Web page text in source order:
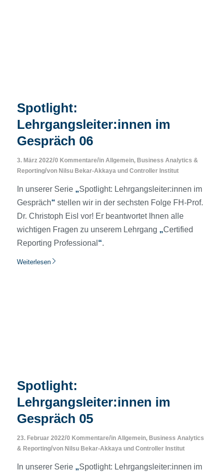
Spotlight:
Lehrgangsleiter:innen im
Gespräch 06
3. März 2022/0 Kommentare/in Allgemein, Business Analytics &
Reporting/von Nilsu Bekar-Akkaya und Controller Institut
In unserer Serie „Spotlight: Lehrgangsleiter:innen im
Gespräch“ stellen wir in der sechsten Folge FH-Prof.
Dr. Christoph Eisl vor! Er beantwortet Ihnen alle
wichtigen Fragen zu unserem Lehrgang „Certified
Reporting Professional “.
Weiterlesen
Spotlight:
Lehrgangsleiter:innen im
Gespräch 05
23. Februar 2022/0 Kommentare/in Allgemein, Business Analytics
& Reporting/von Nilsu Bekar-Akkaya und Controller Institut
In unserer Serie „Spotlight: Lehrgangsleiter:innen im